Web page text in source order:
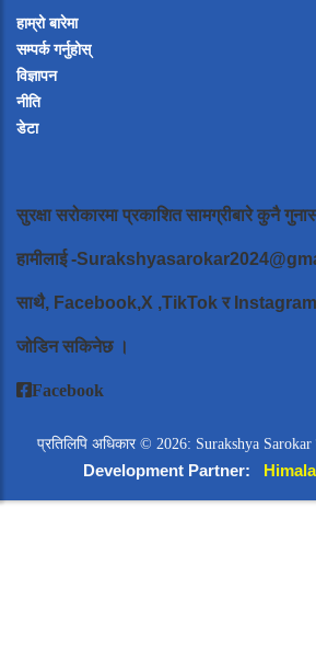
हाम्रो बारेमा
सम्पर्क गर्नुहोस्
विज्ञापन
नीति
डेटा
सुरक्षा सरोकारमा प्रकाशित सामग्रीबारे कुनै
हामीलाई-
साथै, Facebook,X ,TikTok र Instagram
जोडिन सकिनेछ ।
Facebook
प्रतिलिपि अधिकार © 2026: Surakshya Sarokar
Development Partner: